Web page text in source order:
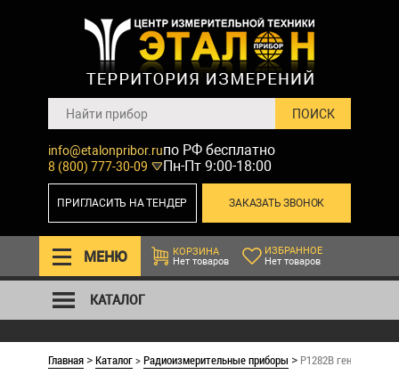
info@etalonpribor.ru
8 (800) 777-30-09
по РФ бесплатно
Пн-Пт 9:00-18:00
ЗАКАЗАТЬ ЗВОНОК
ПРИГЛАСИТЬ НА ТЕНДЕР
МЕНЮ
КОРЗИНА
Нет товаров
ИЗБРАННОЕ
Нет товаров
КАТАЛОГ
Главная >Каталог>Радиоизмерительные приборы > P1282B генератор